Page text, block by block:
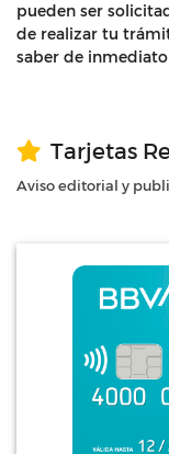
pueden ser
de realizar tu
saber de
Tarjetas
Aviso editorial y